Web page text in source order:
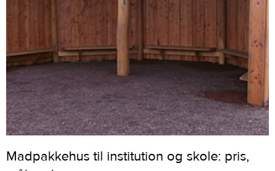
Madpakkehus til institution og skole: pris,